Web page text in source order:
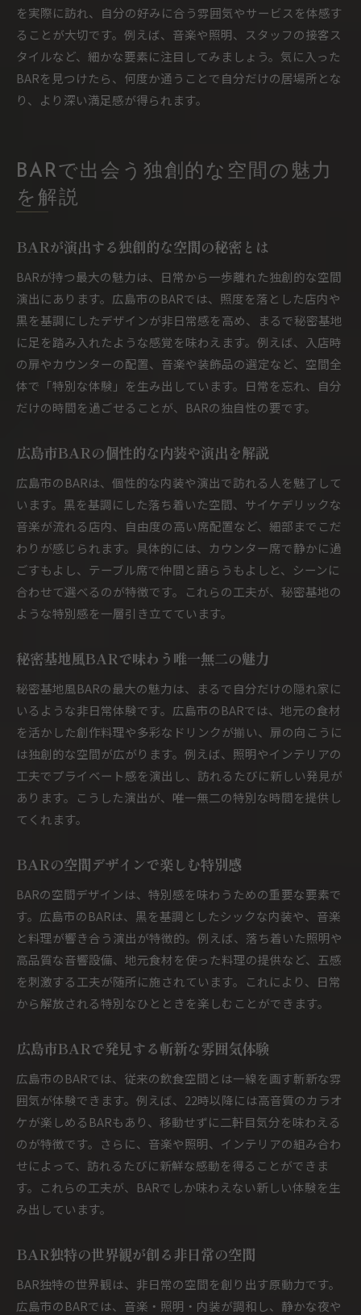
を実際に訪れ、自分の好みに合う雰囲気やサービスを体感す
ることが大切です。例えば、音楽や照明、スタッフの接客ス
タイルなど、細かな要素に注目してみましょう。気に入った
BARを見つけたら、何度か通うことで自分だけの居場所とな
り、より深い満足感が得られます。
BARで出会う独創的な空間の魅力
を解説
BARが演出する独創的な空間の秘密とは
BARが持つ最大の魅力は、日常から一歩離れた独創的な空間
演出にあります。広島市のBARでは、照度を落とした店内や
黒を基調にしたデザインが非日常感を高め、まるで秘密基地
に足を踏み入れたような感覚を味わえます。例えば、入店時
の扉やカウンターの配置、音楽や装飾品の選定など、空間全
体で「特別な体験」を生み出しています。日常を忘れ、自分
だけの時間を過ごせることが、BARの独自性の要です。
広島市BARの個性的な内装や演出を解説
広島市のBARは、個性的な内装や演出で訪れる人を魅了して
います。黒を基調にした落ち着いた空間、サイケデリックな
音楽が流れる店内、自由度の高い席配置など、細部までこだ
わりが感じられます。具体的には、カウンター席で静かに過
ごすもよし、テーブル席で仲間と語らうもよしと、シーンに
合わせて選べるのが特徴です。これらの工夫が、秘密基地の
ような特別感を一層引き立てています。
秘密基地風BARで味わう唯一無二の魅力
秘密基地風BARの最大の魅力は、まるで自分だけの隠れ家に
いるような非日常体験です。広島市のBARでは、地元の食材
を活かした創作料理や多彩なドリンクが揃い、扉の向こうに
は独創的な空間が広がります。例えば、照明やインテリアの
工夫でプライベート感を演出し、訪れるたびに新しい発見が
あります。こうした演出が、唯一無二の特別な時間を提供し
てくれます。
BARの空間デザインで楽しむ特別感
BARの空間デザインは、特別感を味わうための重要な要素で
す。広島市のBARは、黒を基調としたシックな内装や、音楽
と料理が響き合う演出が特徴的。例えば、落ち着いた照明や
高品質な音響設備、地元食材を使った料理の提供など、五感
を刺激する工夫が随所に施されています。これにより、日常
から解放される特別なひとときを楽しむことができます。
広島市BARで発見する斬新な雰囲気体験
広島市のBARでは、従来の飲食空間とは一線を画す斬新な雰
囲気が体験できます。例えば、22時以降には高音質のカラオ
ケが楽しめるBARもあり、移動せずに二軒目気分を味わえる
のが特徴です。さらに、音楽や照明、インテリアの組み合わ
せによって、訪れるたびに新鮮な感動を得ることができま
す。これらの工夫が、BARでしか味わえない新しい体験を生
み出しています。
BAR独特の世界観が創る非日常の空間
BAR独特の世界観は、非日常の空間を創り出す原動力です。
広島市のBARでは、音楽・照明・内装が調和し、静かな夜や